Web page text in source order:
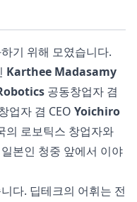
기 위해 모였습니다.
Karthee Madasamy
공동창업자 겸
업자 겸 CEO Yoichiro
의 로보틱스 창업자와
본인 청중 앞에서 이야
다. 딥테크의 어휘는 전